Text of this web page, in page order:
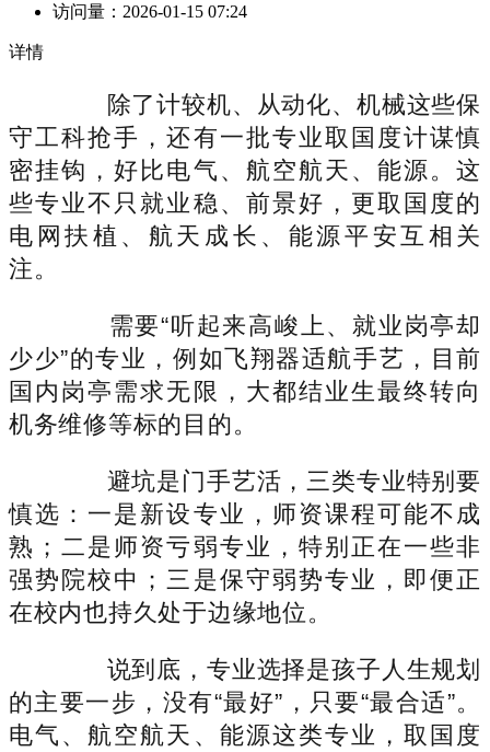
访问量： 2026-01-15 07:24
详情
除了计较机、从动化、机械这些保
守工科抢手，还有一批专业取国度计谋慎
密挂钩，好比电气、航空航天、能源。这
些专业不只就业稳、前景好，更取国度的
电网扶植、航天成长、能源平安互相关
注。
需要“听起来高峻上、就业岗亭却
少少”的专业，例如飞翔器适航手艺，目前
国内岗亭需求无限，大都结业生最终转向
机务维修等标的目的。
避坑是门手艺活，三类专业特别要
慎选：一是新设专业，师资课程可能不成
熟；二是师资亏弱专业，特别正在一些非
强势院校中；三是保守弱势专业，即便正
在校内也持久处于边缘地位。
说到底，专业选择是孩子人生规划
的主要一步，没有“最好”，只要“最合适”。
电气、航空航天、能源这类专业，取国度